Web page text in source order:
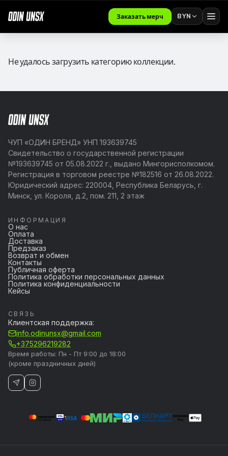
Заказать мерч BYN
Не удалось загрузить категорию коллекции.
ЧУП «ОДИН БРЕНД» УНП 193639745
Свидетельство о государственной регистрации
№193639745 от 05.08.2022 г., выдано Мингорисполкомом.
Регистрация в торговом реестре №182516 от 26.08.2022.
Юридический адрес: 220004, Республика Беларусь, г.
Минск, ул. Короля, д.2, пом. 211, 2 этаж
ИНФОРМАЦИЯ
О нас
Оплата
Доставка
Предзаказ
Возврат и обмен
Контакты
Публичная оферта
Политика обработки персональных данных
Политика конфиденциальности
Кейсы
СВЯЗЬ
Клиентская поддержка:
info.odinunsx@gmail.com
+375296219282
Время работы: Пн - Пт 9:00 до 18:00
(кроме праздничных дней)